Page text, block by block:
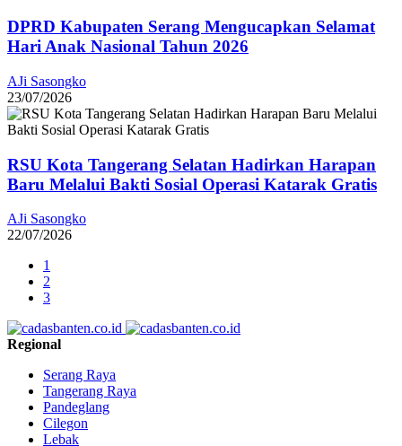
DPRD Kabupaten Serang Mengucapkan Selamat
Hari Anak Nasional Tahun 2026
AJi Sasongko
23/07/2026
RSU Kota Tangerang Selatan Hadirkan Harapan
Baru Melalui Bakti Sosial Operasi Katarak Gratis
AJi Sasongko
22/07/2026
1
2
3
Regional
Serang Raya
Tangerang Raya
Pandeglang
Cilegon
Lebak